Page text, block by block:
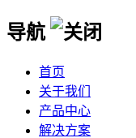
导航
首页
关于我们
产品中心
解决方案